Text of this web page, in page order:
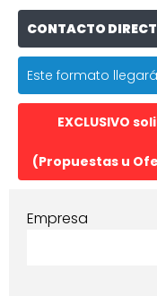
CONTACTO
Este formato
EXCLUSIVO
(Propuestas u
Empresa